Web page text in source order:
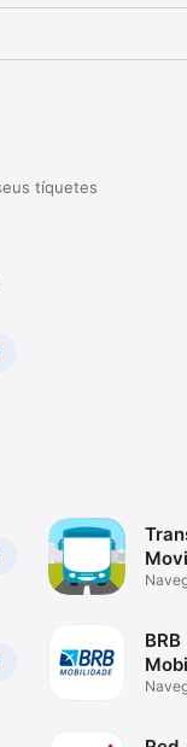
tíquetes
BRB